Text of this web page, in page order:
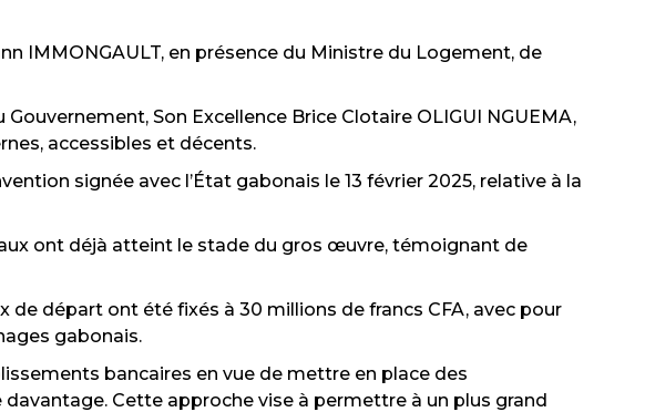
IMMONGAULT, en présence du Ministre du Logement, de
Son Excellence Brice Clotaire OLIGUI NGUEMA,
accessibles et décents.
signée avec l’État gabonais le 13 février 2025, relative à la
ont déjà atteint le stade du gros œuvre, témoignant de
départ ont été fixés à 30 millions de francs CFA, avec pour
gabonais.
bancaires en vue de mettre en place des
Cette approche vise à permettre à un plus grand